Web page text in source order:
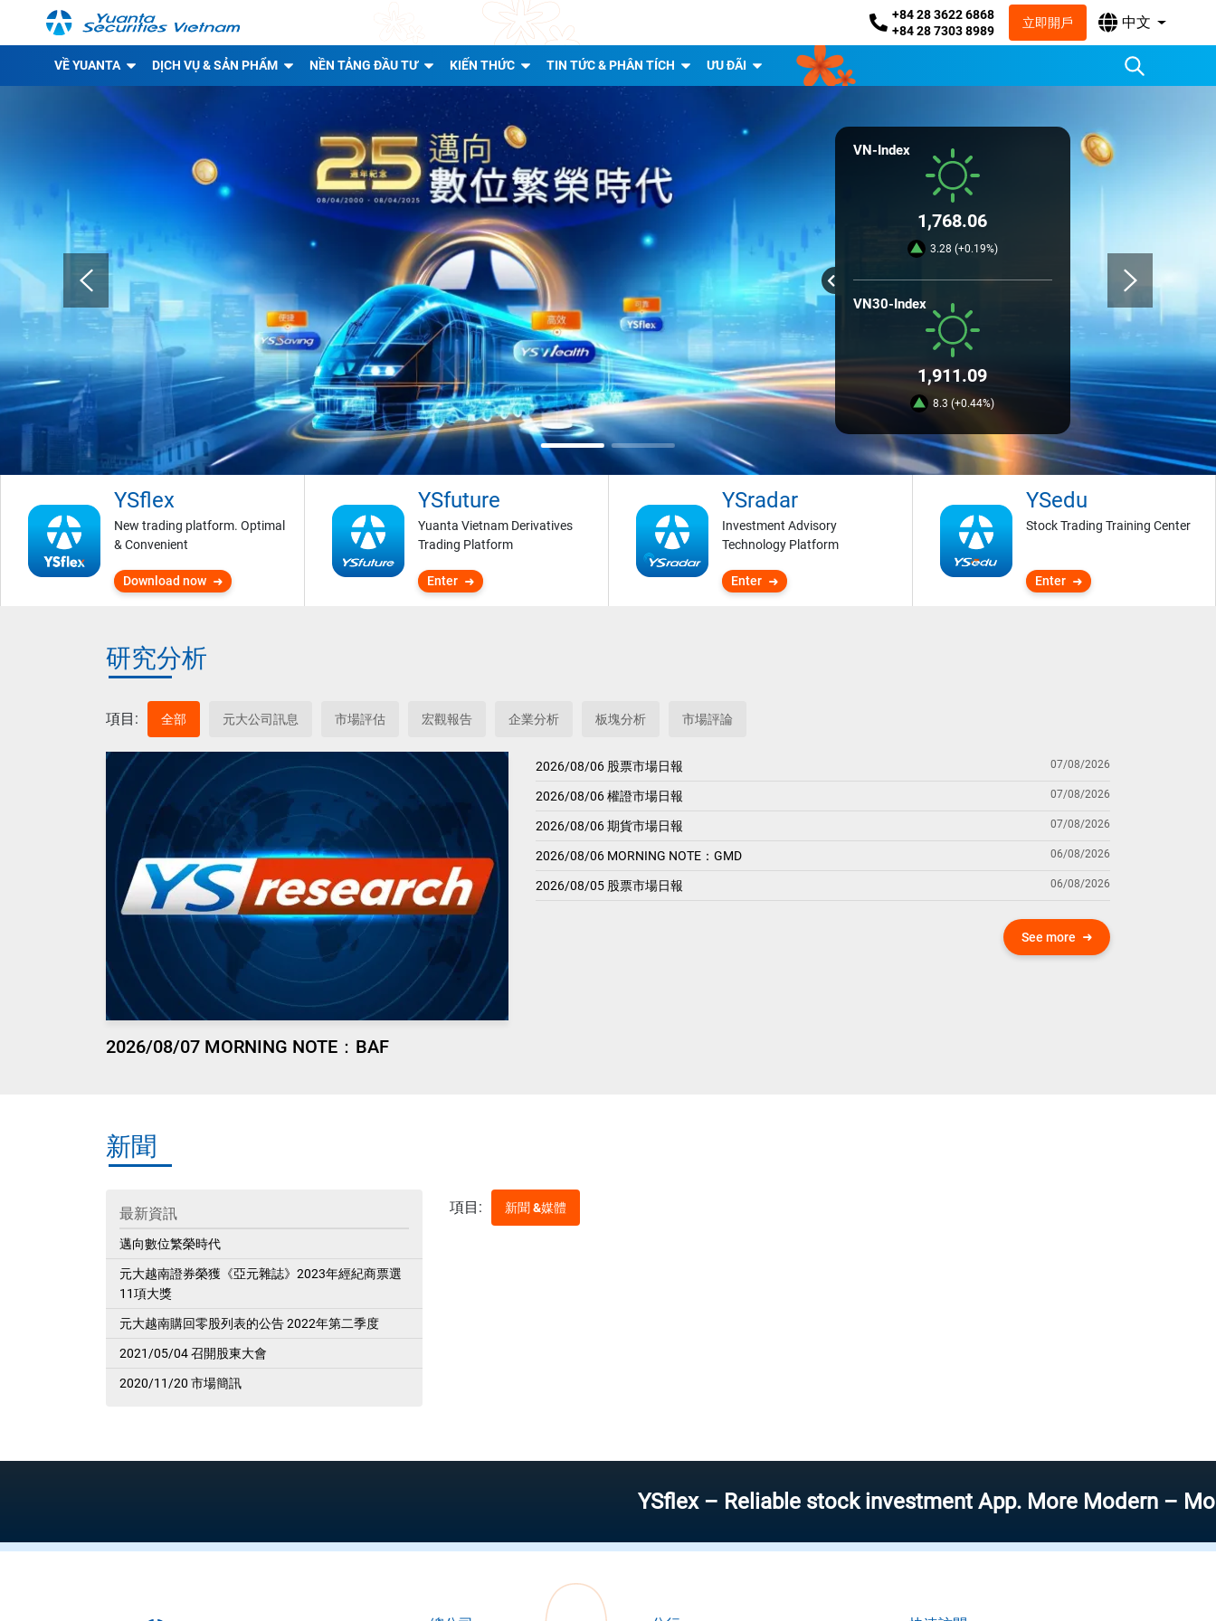
+84 28 3622 6868
+84 28 7303 8989
立即開戶 中文
VỀ YUANTA DỊCH VỤ & SẢN PHẨM NỀN TẢNG ĐẦU TƯ KIẾN THỨC TIN TỨC & PHÂN TÍCH ƯU ĐÃI
VN-Index
1,768.06
3.28 (+0.19%)
VN30-Index
1,911.09
8.3 (+0.44%)
YSflex
New trading platform. Optimal
& Convenient
Download now
YSfuture
Yuanta Vietnam Derivatives
Trading Platform
Enter
YSradar
Investment Advisory
Technology Platform
Enter
YSedu
Stock Trading Training Center
Enter
研究分析
項目: 全部 元大公司訊息 市場評估 宏觀報告 企業分析 板塊分析 市場評論
2026/08/07 MORNING NOTE：BAF
2026/08/06 股票市場日報 07/08/2026
2026/08/06 權證市場日報 07/08/2026
2026/08/06 期貨市場日報 07/08/2026
2026/08/06 MORNING NOTE：GMD 06/08/2026
2026/08/05 股票市場日報 06/08/2026
See more
新聞
最新資訊
邁向數位繁榮時代
元大越南證券榮獲《亞元雜誌》2023年經紀商票選
11項大獎
元大越南購回零股列表的公告 2022年第二季度
2021/05/04 召開股東大會
2020/11/20 市場簡訊
項目: 新聞 &媒體
YSflex – Reliable stock investment App. More Modern – More